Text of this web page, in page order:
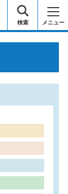
検索 メニュー